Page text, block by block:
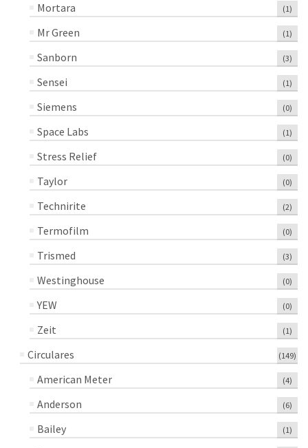
Mortara (1)
Mr Green (1)
Sanborn (3)
Sensei (1)
Siemens (0)
Space Labs (1)
Stress Relief (0)
Taylor (0)
Technirite (2)
Termofilm (0)
Trismed (3)
Westinghouse (0)
YEW (0)
Zeit (1)
Circulares (149)
American Meter (4)
Anderson (6)
Bailey (1)